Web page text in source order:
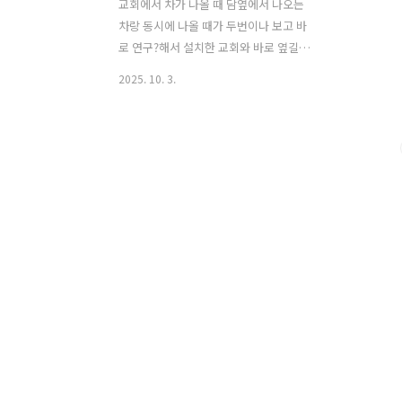
교회에서 차가 나올 때 담옆에서 나오는
차랑 동시에 나올 때가 두번이나 보고 바
로 연구?해서 설치한 교회와 바로 옆길을
2025. 10. 3.